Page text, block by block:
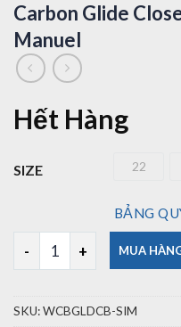
Carbon Glide
Manuel
Hết Hàng
SIZE 22
22
BẢNG
Đồ Bơi Thi Đấu Nữ Arena
MUA
SKU:WCBGLDCB-SIM